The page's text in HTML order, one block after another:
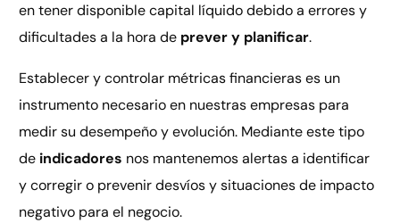
en tener disponible capital líquido debido a errores y
dificultades a la hora de prever y planificar.
Establecer y controlar métricas financieras es un
instrumento necesario en nuestras empresas para
medir su desempeño y evolución. Mediante este tipo
de indicadores nos mantenemos alertas a identificar
y corregir o prevenir desvíos y situaciones de impacto
negativo para el negocio.